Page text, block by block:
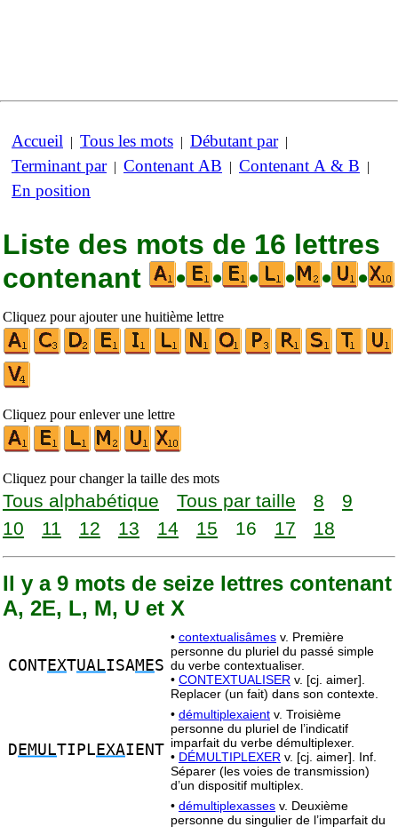
Accueil | Tous les mots | Débutant par|
Terminant par| Contenant AB | Contenant A & B |
En position
Liste des mots de 16 lettres
contenant
• • • • • •
Cliquez pour ajouter une huitième lettre
Cliquez pour enlever une lettre
Cliquez pour changer la taille des mots
Tous alphabétique Tous par taille 8
9
10
11 12 13 14 15 16 17 18
Il y a 9 mots de seize lettres contenant
A, 2E, L, M, U et X
CONTEXTUALISAMES
• contextualisâmes v. Première
personne du pluriel du passé simple
du verbe contextualiser.
• CONTEXTUALISER v. [cj. aimer].
Replacer (un fait) dans son contexte.
D EMULTIPL EXAIENT
• démultiplexaient v. Troisième
personne du pluriel de l’indicatif
imparfait du verbe démultiplexer.
• DÉMULTIPLEXER v. [cj. aimer]. Inf.
Séparer (les voies de transmission)
d’un dispositif multiplex.
• démultiplexasses v. Deuxième
personne du singulier de l’imparfait du